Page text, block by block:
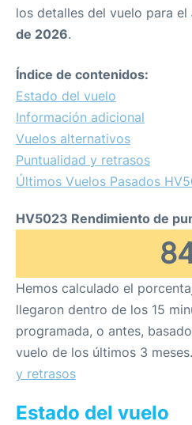
los detalles del vuelo para el
de 2026.
Índice de contenidos:
Estado del vuelo
Información adicional
Vuelos alternativos
Puntualidad y retrasos
Últimos Vuelos Pasados
HV5023 Rendimiento de
Hemos calculado el
llegaron dentro de los 15
programada, o antes,
vuelo de los últimos 3 meses.
y retrasos
Estado del vuelo